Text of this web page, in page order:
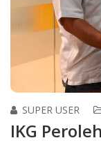
SUPER USER
IKG